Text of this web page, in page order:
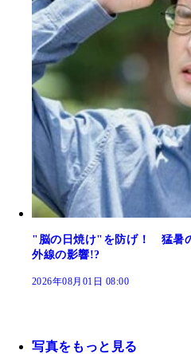
"脳の日焼け"を防げ！ 猛暑
外線の影響!?
2026年08月01日 08:00
写真をもっと見る